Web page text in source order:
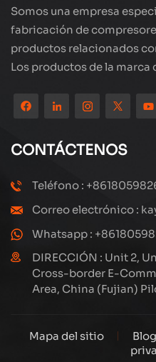
Somos una empresa
fabricación de
productos relacionados
Los productos de la marca
ubicada en el hermoso
Xiamen, nuestros
países y regiones, con una
una amplia reputación
Technology tiene un
estamos explorando y
continuamente nuestros
innovación para satisfacer
de los clientes. El
producción y fabricación
productos. Cada
CONTÁCTENOS
Teléfono :
Correo electrónico :
Whatsapp :
DIRECCIÓN : Unit 2,
Cross-border E-
Area, China (Fujian)
Mapa del sitio Blog